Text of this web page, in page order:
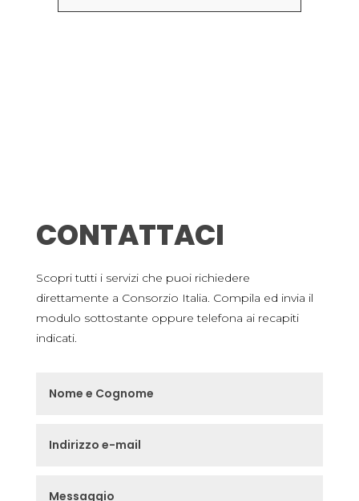
CONTATTACI
Scopri tutti i servizi che puoi richiedere
direttamente a Consorzio Italia. Compila ed invia il
modulo sottostante oppure telefona ai recapiti
indicati.